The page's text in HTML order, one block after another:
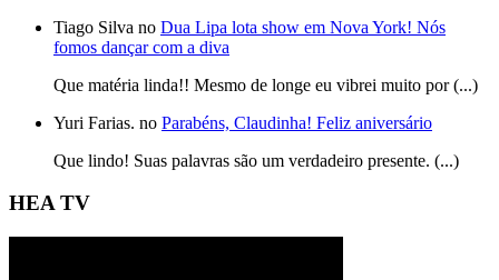
Tiago Silva no Dua Lipa lota show em Nova York! Nós
fomos dançar com a diva
Que matéria linda!! Mesmo de longe eu vibrei muito por (...)
Yuri Farias. no Parabéns, Claudinha! Feliz aniversário
Que lindo! Suas palavras são um verdadeiro presente. (...)
HEA TV